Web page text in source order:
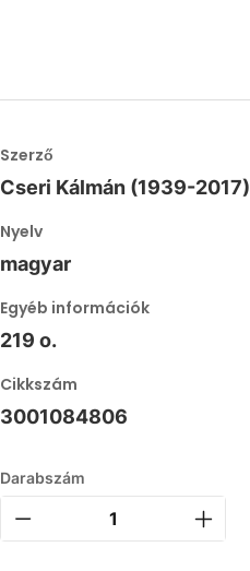
Szerző
Cseri Kálmán (1939-2017)
Nyelv
magyar
Egyéb információk
219 o.
Cikkszám
3001084806
Darabszám